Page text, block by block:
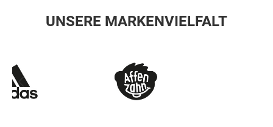
UNSERE MARKENVIELFALT